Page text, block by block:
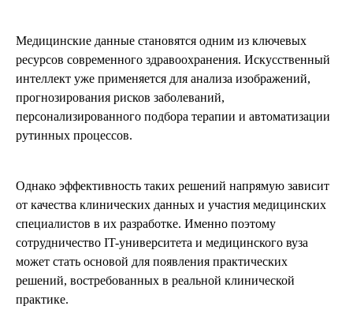
Медицинские данные становятся одним из ключевых
ресурсов современного здравоохранения. Искусственный
интеллект уже применяется для анализа изображений,
прогнозирования рисков заболеваний,
персонализированного подбора терапии и автоматизации
рутинных процессов.
Однако эффективность таких решений напрямую зависит
от качества клинических данных и участия медицинских
специалистов в их разработке. Именно поэтому
сотрудничество IT-университета и медицинского вуза
может стать основой для появления практических
решений, востребованных в реальной клинической
практике.